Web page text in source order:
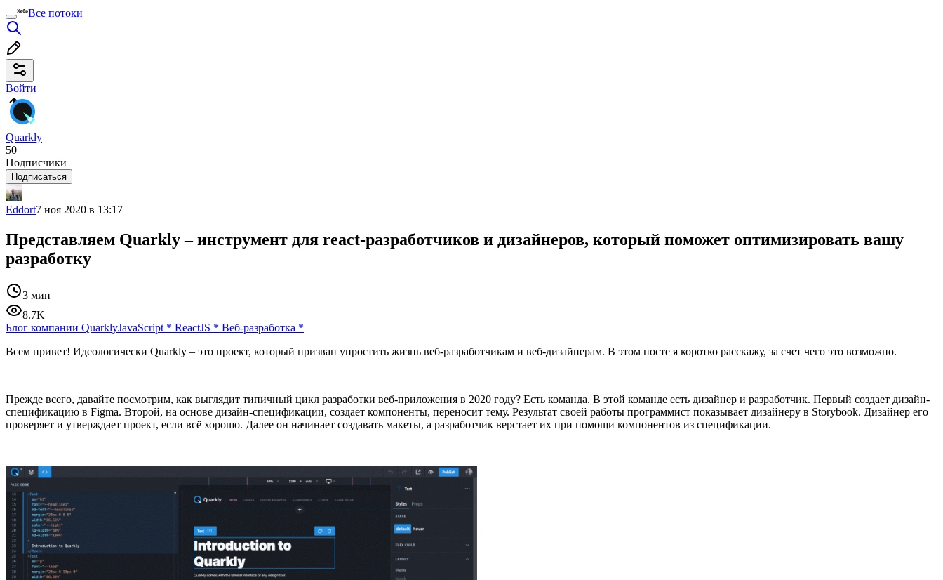
Все потоки
Войти
Quarkly
50
Подписчики
Подписаться
Eddort7 ноя 2020 в 13:17
Представляем Quarkly – инструмент для react-разработчиков и дизайнеров, который поможет оптимизировать вашу
разработку
3 мин
8.7K
Блог компании QuarklyJavaScript * ReactJS * Веб-разработка *
Всем привет! Идеологически Quarkly – это проект, который призван упростить жизнь веб-разработчикам и веб-дизайнерам. В этом посте я коротко расскажу, за счет чего это возможно.
Прежде всего, давайте посмотрим, как выглядит типичный цикл разработки веб-приложения в 2020 году? Есть команда. В этой команде есть дизайнер и разработчик. Первый создает дизайн-
спецификацию в Figma. Второй, на основе дизайн-спецификации, создает компоненты, переносит тему. Результат своей работы программист показывает дизайнеру в Storybook. Дизайнер его
проверяет и утверждает проект, если всё хорошо. Далее он начинает создавать макеты, а разработчик верстает их при помощи компонентов из спецификации.